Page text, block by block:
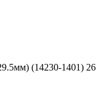
(14230-1401) 26